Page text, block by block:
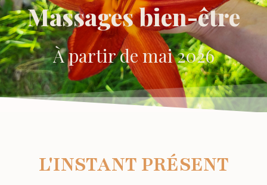
Massages bien-être
À partir de mai 2026
L'INSTANT PRÉSENT